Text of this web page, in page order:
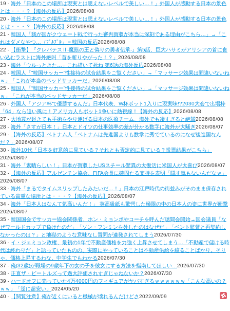
19 - 海外「日本のこの場所は現実とは思えないレベルで美しい…！」外国人が感動する日本の景色
とは・・・？【海外の反応】 2026/08/08
20 - 海外「日本のこの場所は現実とは思えないレベルで美しい…！」外国人が感動する日本の景色
とは・・・？【海外の反応】 2026/08/08
21 - 韓国人「我が国がクウェート戦で行った審判買収が本当に深刻である理由がこちら…」→「こ
れはダメなやつ…（ﾌﾞﾙﾌﾞﾙ」＝韓国の反応2026/08/08
22 -
【衝撃】『クレバテスⅡ-魔獣の王と偽りの勇者伝承-』第5話、巨大ハサミがアリシアの首に食
い込むラストに海外絶叫「首を斬りやがった！？」 2026/08/08
23 - 海外「ウルっときた…」これ描いて死ね 第6話の海外反応2026/08/08
24 - 韓国人「“韓国サッカー”性接待の試合結果をご覧ください」→「マッサージ効果は間違いないね
ｗ」「これが本当のベッドサッカーだ」 2026/08/08
25 - 韓国人「“韓国サッカー”性接待の試合結果をご覧ください」→「マッサージ効果は間違いないね
ｗ」「これが本当のベッドサッカーだ」 2026/08/08
26 - 外国人「アジア杯で優勝するんだ」日本代表、W杯ポット1入りに現実味!?2030大会で出場枠
「64」なら追い風に！アメリカ人もポット1争いに熱視線！【海外の反応】 2026/08/08
27 - 大地震が起きても手術をやり遂げる日本の医療チーム、海外でも凄すぎると絶賛2026/08/08
28 - 海外「さすが日本！」日本とドイツの仕事効率の差が分かる数字に海外が大騒ぎ2026/08/07
29 -
【海外の反応】ベトナム人「ベトナムは先進国よりも数学に秀でているのになぜ後進国なん
だ？」 2026/08/07
30 - 海外10代「日本を好意的に見ている？それとも否定的に見ている？投票結果がこちら」
2026/08/07
31 - 海外「素晴らしい！」日本が買収したUSスチール驚異の大復活に米国人が大喜び2026/08/07
32 -
【海外の反応】アルゼンチン協会、FIFA会長に確固たる支持を表明「隠す気もないんだなｗ」
2026/08/07
33 - 海外「まるでタイムスリップしたみたいだ…！」日本の江戸時代の街並みがそのまま保存され
ている貴重な場所とは・・・？【海外の反応】 2026/08/07
34 - 海外「日本人はなんて気高いんだ！」 英高級紙も驚愕した極限の中の日本人の姿に世界が衝撃
2026/08/07
35 - 韓国国会でサッカー協会関係者、ホン・ミョンボやコーチを呼んだ聴聞会開始→国会議員「な
ぜワールドカップで負けたのだ」「ソン・フンミンを外したのはなぜだ」「ベント監督と再契約し
なかったのは？」と地獄のような意味なし質問が連発されてしまう2026/07/30
36 - イ・ジェミョン政権、最初の1年で不動産価格を力強く上昇させてしまう…「不動産で儲ける時
代は終わりだ」と語っていたものの、実際にやっていることは不動産供給を絞ることばかり。そり
ゃ、価格上昇するわな。中学生でもわかる2026/07/30
37 - 俺(32歳)が職場の9歳年下の女の子を彼女にする方法を指南してほしい…2026/07/30
38 - 正直ザ・ビートルズって過大評価されすぎじゃねないか？2026/07/30
39 - ハードオフに売っていた4万4000円のフィギュアがヤバすぎるｗｗｗｗｗｗ「こんな高いの？
ｗｗ」「逆に超安い」 2024/05/20
40 -
【閲覧注意】俺が近くにいると機械が壊れるんだけどさ2022/09/09